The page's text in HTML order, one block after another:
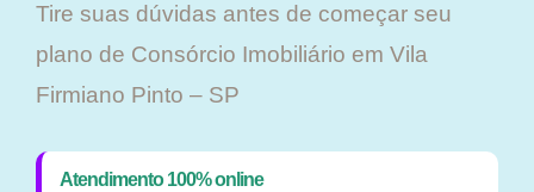
Tire suas dúvidas antes de começar seu
plano ​de Consórcio Imobiliário em Vila
Firmiano Pinto – SP
Atendimento 100% online